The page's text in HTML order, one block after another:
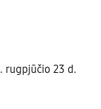
rugpjūčio 23 d.